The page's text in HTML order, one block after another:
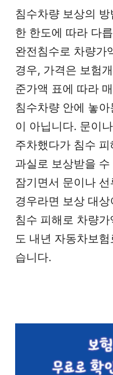
침수차량 보상의
한 한도에 따라 다
완전침수로 차량가
경우, 가격은 보험
준가액 표에 따라
침수차량 안에 놓
이 아닙니다. 문이
주차했다가 침수
과실로 보상받을
잠기면서 문이나
경우라면 보상 대
침수 피해로 차량
도 내년 자동차보
습니다.